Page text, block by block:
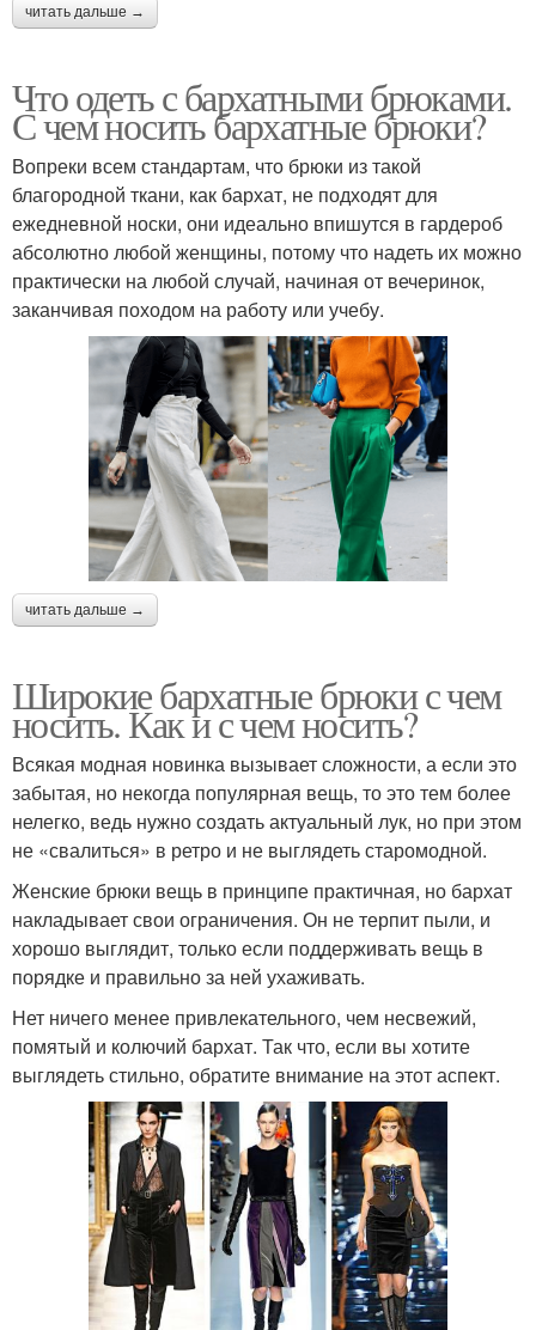
читать дальше →
Что одеть с бархатными брюками.
С чем носить бархатные брюки?
Вопреки всем стандартам, что брюки из такой
благородной ткани, как бархат, не подходят для
ежедневной носки, они идеально впишутся в гардероб
абсолютно любой женщины, потому что надеть их можно
практически на любой случай, начиная от вечеринок,
заканчивая походом на работу или учебу.
читать дальше →
Широкие бархатные брюки с чем
носить. Как и с чем носить?
Всякая модная новинка вызывает сложности, а если это
забытая, но некогда популярная вещь, то это тем более
нелегко, ведь нужно создать актуальный лук, но при этом
не «свалиться» в ретро и не выглядеть старомодной.
Женские брюки вещь в принципе практичная, но бархат
накладывает свои ограничения. Он не терпит пыли, и
хорошо выглядит, только если поддерживать вещь в
порядке и правильно за ней ухаживать.
Нет ничего менее привлекательного, чем несвежий,
помятый и колючий бархат. Так что, если вы хотите
выглядеть стильно, обратите внимание на этот аспект.